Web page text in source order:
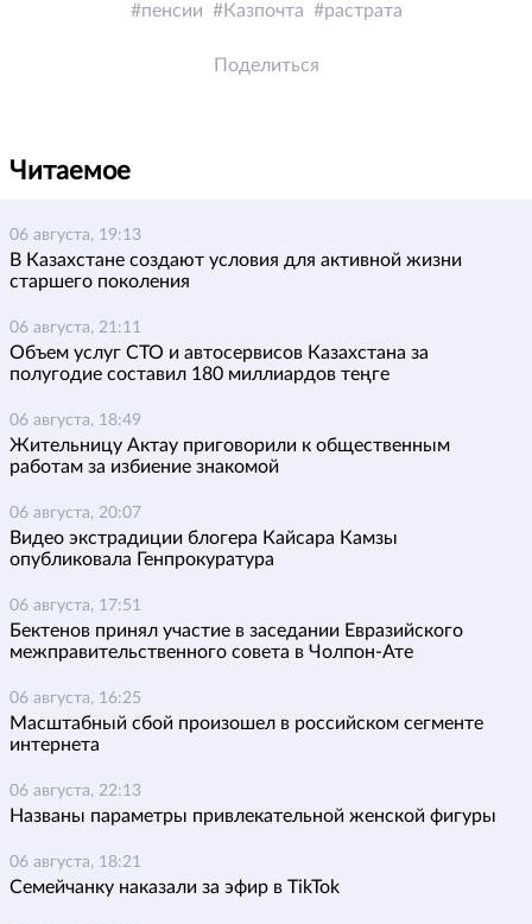
пенсии Казпочта растрата
Поделиться
Читаемое
06 августа, 19:13
В Казахстане создают условия для активной жизни
старшего поколения
06 августа, 21:11
Объем услуг СТО и автосервисов Казахстана за
полугодие составил 180 миллиардов теңге
06 августа, 18:49
Жительницу Актау приговорили к общественным
работам за избиение знакомой
06 августа, 20:07
Видео экстрадиции блогера Кайсара Камзы
опубликовала Генпрокуратура
06 августа, 17:51
Бектенов принял участие в заседании Евразийского
межправительственного совета в Чолпон-Ате
06 августа, 16:25
Масштабный сбой произошел в российском сегменте
интернета
06 августа, 22:13
Названы параметры привлекательной женской фигуры
06 августа, 18:21
Семейчанку наказали за эфир в TikTok